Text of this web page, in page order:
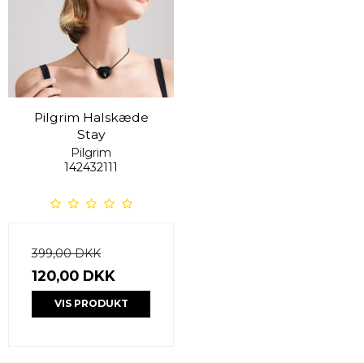
Pilgrim Halskæde
Stay
Pilgrim
142432111
399,00 DKK
120,00 DKK
VIS PRODUKT